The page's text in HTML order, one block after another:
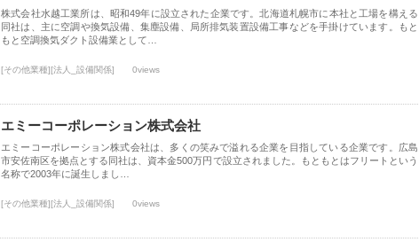
株式会社水越工業所は、昭和49年に設立された企業です。北海道札幌市に本社と工場を構える
同社は、主に空調や換気設備、集塵設備、局所排気装置設備工事などを手掛けています。もと
もと空調換気ダクト設備業として…
[その他業種][法人_設備関係] 0views
エミーコーポレーション株式会社
エミーコーポレーション株式会社は、多くの笑みで溢れる企業を目指している企業です。広島
市安佐南区を拠点とする同社は、資本金500万円で設立されました。もともとはフリートという
名称で2003年に誕生しまし…
[その他業種][法人_設備関係] 0views